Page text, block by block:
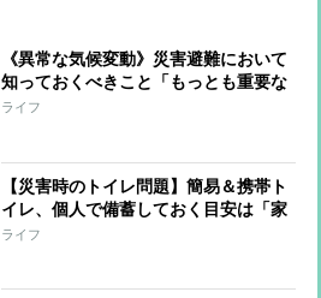
《異常な気候変動》災害避難において
知っておくべきこと「もっとも重要な
のは日頃の備え」「危険を感じたら早
ライフ
【災害時のトイレ問題】簡易＆携帯ト
イレ、個人で備蓄しておく目安は「家
族の人数×35個」
ライフ